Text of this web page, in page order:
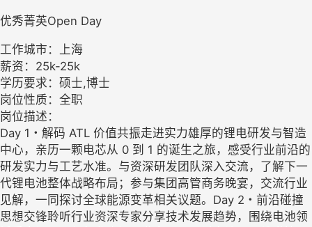
优秀菁英Open Day
工作城市：上海
薪资：25k-25k
学历要求：硕士,博士
岗位性质：全职
岗位描述：
Day 1・解码 ATL 价值共振走进实力雄厚的锂电研发与智造
中心，亲历一颗电芯从 0 到 1 的诞生之旅，感受行业前沿的
研发实力与工艺水准。与资深研发团队深入交流，了解下一
代锂电池整体战略布局；参与集团高管商务晚宴，交流行业
见解，一同探讨全球能源变革相关议题。Day 2・前沿碰撞
思想交锋聆听行业资深专家分享技术发展趋势，围绕电池领